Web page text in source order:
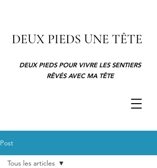
DEUX PIEDS UNE TÊTE
DEUX PIEDS POUR VIVRE LES SENTIERS
RÊVÉS AVEC MA TÊTE
Post
Tous les articles